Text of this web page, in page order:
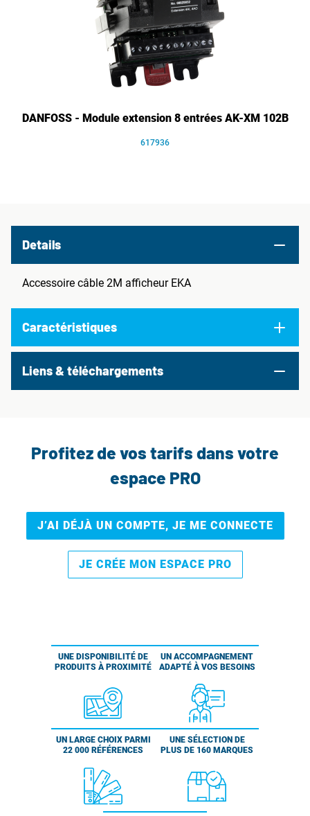
DANFOSS - Module extension 8 entrées AK-XM 102B
617936
Details
Accessoire câble 2M afficheur EKA
Caractéristiques
Liens & téléchargements
Profitez de vos tarifs dans votre
espace PRO
J’AI DÉJÀ UN COMPTE, JE ME CONNECTE
JE CRÉE MON ESPACE PRO
UNE DISPONIBILITÉ DE
PRODUITS À PROXIMITÉ
UN ACCOMPAGNEMENT
ADAPTÉ À VOS BESOINS
UN LARGE CHOIX PARMI
22 000 RÉFÉRENCES
UNE SÉLECTION DE
PLUS DE 160 MARQUES